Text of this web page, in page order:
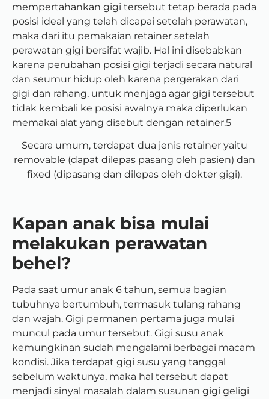
mempertahankan gigi tersebut tetap berada pada
posisi ideal yang telah dicapai setelah perawatan,
maka dari itu pemakaian retainer setelah
perawatan gigi bersifat wajib. Hal ini disebabkan
karena perubahan posisi gigi terjadi secara natural
dan seumur hidup oleh karena pergerakan dari
gigi dan rahang, untuk menjaga agar gigi tersebut
tidak kembali ke posisi awalnya maka diperlukan
memakai alat yang disebut dengan retainer.5
Secara umum, terdapat dua jenis retainer yaitu
removable (dapat dilepas pasang oleh pasien) dan
fixed (dipasang dan dilepas oleh dokter gigi).
Kapan anak bisa mulai
melakukan perawatan
behel?
Pada saat umur anak 6 tahun, semua bagian
tubuhnya bertumbuh, termasuk tulang rahang
dan wajah. Gigi permanen pertama juga mulai
muncul pada umur tersebut. Gigi susu anak
kemungkinan sudah mengalami berbagai macam
kondisi. Jika terdapat gigi susu yang tanggal
sebelum waktunya, maka hal tersebut dapat
menjadi sinyal masalah dalam susunan gigi geligi